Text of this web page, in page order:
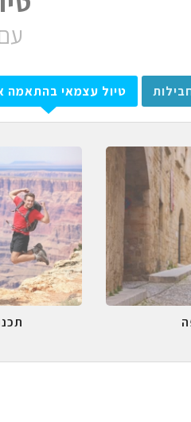
טיול עצמאי בהתאמה